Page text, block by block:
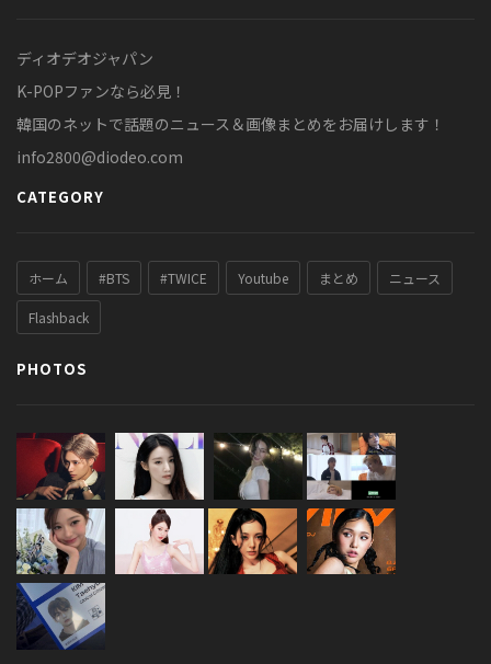
ディオデオジャパン
K-POPファンなら必見！
韓国のネットで話題のニュース＆画像まとめをお届けします！
info2800@diodeo.com
CATEGORY
ホーム #BTS #TWICE Youtube まとめ ニュース
Flashback
PHOTOS